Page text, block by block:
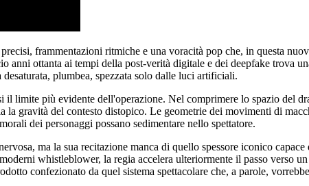
frammentazioni ritmiche e una voracità pop che, in questa
ottanta ai tempi della post-verità digitale e dei deepfake trova
plumbea, spezzata solo dalle luci artificiali.
limite più evidente dell'operazione. Nel comprimere lo spazio del
gravità del contesto distopico. Le geometrie dei movimenti di
dei personaggi possano sedimentare nello spettatore.
ma la sua recitazione manca di quello spessore iconico
whistleblower, la regia accelera ulteriormente il passo verso
confezionato da quel sistema spettacolare che, a parole,